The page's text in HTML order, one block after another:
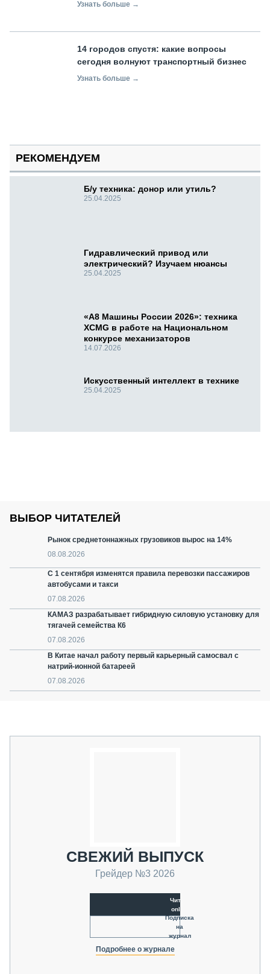
Узнать больше →
14 городов спустя: какие вопросы
сегодня волнуют транспортный бизнес
Узнать больше →
РЕКОМЕНДУЕМ
Б/у техника: донор или утиль?
25.04.2025
Гидравлический привод или
электрический? Изучаем нюансы
25.04.2025
«А8 Машины России 2026»: техника
XCMG в работе на Национальном
конкурсе механизаторов
14.07.2026
Искусственный интеллект в технике
25.04.2025
ВЫБОР ЧИТАТЕЛЕЙ
Рынок среднетоннажных грузовиков вырос на 14%
08.08.2026
С 1 сентября изменятся правила перевозки пассажиров
автобусами и такси
07.08.2026
КАМАЗ разрабатывает гибридную силовую установку для
тягачей семейства К6
07.08.2026
В Китае начал работу первый карьерный самосвал с
натрий-ионной батареей
07.08.2026
СВЕЖИЙ ВЫПУСК
Грейдер №3 2026
Читать
online
Подписка
на
журнал
Подробнее о журнале